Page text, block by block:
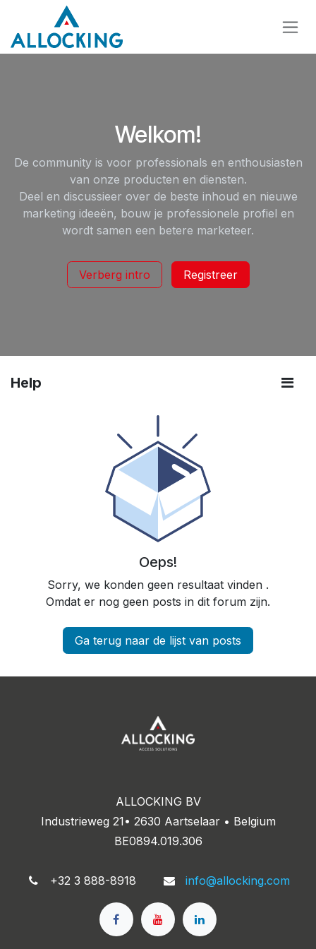
Overslaan naar inhoud
Welkom!
De community is voor professionals en enthousiasten
van onze producten en diensten.
Deel en discussieer over de beste inhoud en nieuwe
marketing ideeën, bouw je professionele profiel en
wordt samen een betere marketeer.
Verberg intro Registreer
Help
Oeps!
Sorry, we konden geen resultaat vinden .
Omdat er nog geen posts in dit forum zijn.
Ga terug naar de lijst van posts
ALLOCKING BV
Industrieweg 21• 2630 Aartselaar • Belgium
BE0894.019.306
+32 3 888-8918 info@allocking.com